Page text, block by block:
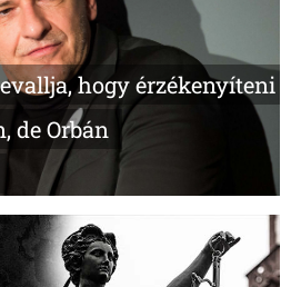
hogy érzékenyíteni
de Orbán